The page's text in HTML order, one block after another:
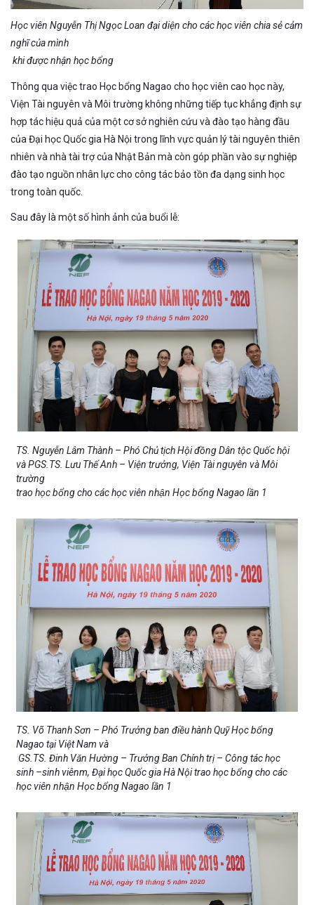
Học viên Nguyễn Thị Ngọc Loan đại diện cho các học viên chia sẻ cảm
nghĩ của mình
khi được nhận học bổng
Thông qua việc trao Học bổng Nagao cho học viên cao học này,
Viện Tài nguyên và Môi trường không những tiếp tục khẳng định sự
hợp tác hiệu quả của một cơ sở nghiên cứu và đào tạo hàng đầu
của Đại học Quốc gia Hà Nội trong lĩnh vực quản lý tài nguyên thiên
nhiên và nhà tài trợ của Nhật Bản mà còn góp phần vào sự nghiệp
đào tạo nguồn nhân lực cho công tác bảo tồn đa dạng sinh học
trong toàn quốc.
Sau đây là một số hình ảnh của buổi lễ:
TS. Nguyễn Lâm Thành – Phó Chủ tịch Hội đồng Dân tộc Quốc hội
và PGS.TS. Lưu Thế Anh – Viện trưởng, Viện Tài nguyên và Môi
trường
trao học bổng cho các học viên nhận Học bổng Nagao lần 1
TS. Võ Thanh Sơn – Phó Trưởng ban điều hành Quỹ Học bổng
Nagao tại Việt Nam và
GS.TS. Đinh Văn Hường – Trưởng Ban Chính trị – Công tác học
sinh –sinh viênm, Đại học Quốc gia Hà Nội trao học bổng cho các
học viên nhận Học bổng Nagao lần 1